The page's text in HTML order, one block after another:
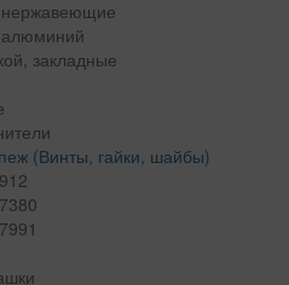
нержавеющие
закладные
(Винты, гайки, шайбы)